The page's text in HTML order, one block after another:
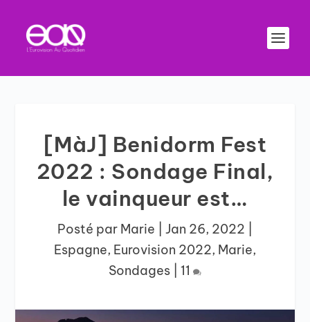
[MàJ] Benidorm Fest
2022 : Sondage Final,
le vainqueur est…
Posté par Marie Jan 26, 2022
Espagne, Eurovision 2022, Marie,
Sondages
11